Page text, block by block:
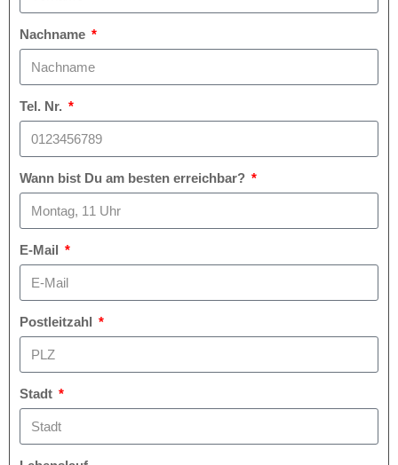
Nachname
Tel. Nr.
Wann bist Du am besten erreichbar?
E-Mail
Postleitzahl
Stadt